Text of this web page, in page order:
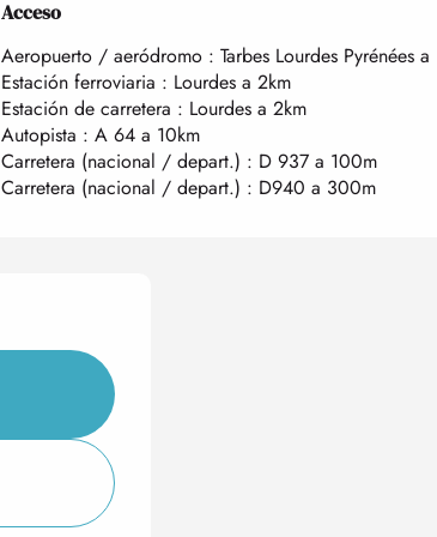
Acceso
Acceso
Aeropuerto / aeródromo : Tarbes Lourdes Pyrénées a
Estación ferroviaria : Lourdes a 2km
Estación de carretera : Lourdes a 2km
Autopista : A 64 a 10km
Carretera (nacional / depart.) : D 937 a 100m
Carretera (nacional / depart.) : D940 a 300m